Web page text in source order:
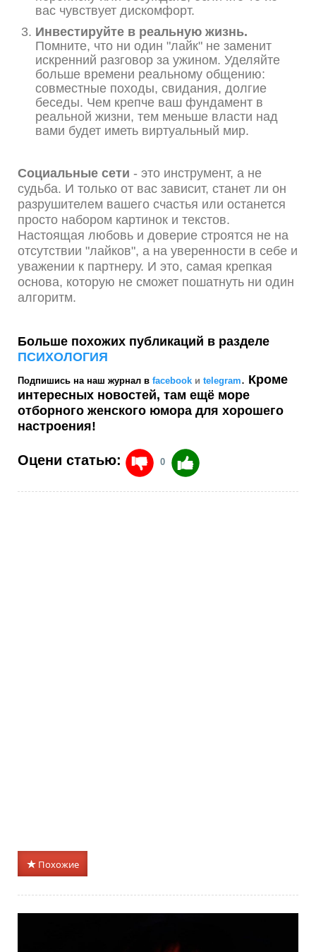
вас чувствует дискомфорт.
Инвестируйте в реальную жизнь.
Помните, что ни один "лайк" не заменит
искренний разговор за ужином. Уделяйте
больше времени реальному общению:
совместные походы, свидания, долгие
беседы. Чем крепче ваш фундамент в
реальной жизни, тем меньше власти над
вами будет иметь виртуальный мир.
Социальные сети - это инструмент, а не
судьба. И только от вас зависит, станет ли он
разрушителем вашего счастья или останется
просто набором картинок и текстов.
Настоящая любовь и доверие строятся не на
отсутствии "лайков", а на уверенности в себе и
уважении к партнеру. И это, самая крепкая
основа, которую не сможет пошатнуть ни один
алгоритм.
Больше похожих публикаций в разделе
ПСИХОЛОГИЯ
Подпишись на наш журнал в facebook и telegram. Кроме
интересных новостей, там ещё море
отборного женского юмора для хорошего
настроения!
Оцени статью: 0
Похожие